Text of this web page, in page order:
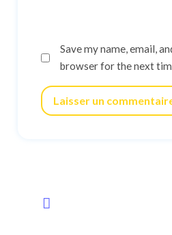
Save my name, email,
browser for the next
Laisser un